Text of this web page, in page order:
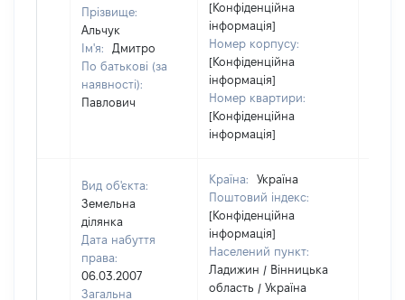
Прізвище:
Альчук
Ім'я:
Дмитро
По батькові (за
наявності):
Павлович
[Конфіденційна
інформація]
Номер корпусу:
[Конфіденційна
інформація]
Номер квартири:
[Конфіденційна
інформація]
Вид об'єкта:
Земельна
ділянка
Дата набуття
права:
06.03.2007
Загальна
Країна:
Україна
Поштовий індекс:
[Конфіденційна
інформація]
Населений пункт:
Ладижин / Вінницька
область / Україна